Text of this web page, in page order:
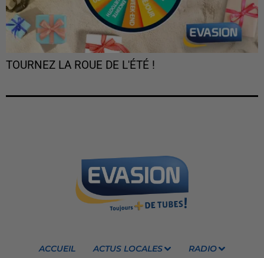
TOURNEZ LA ROUE DE L'ÉTÉ !
ACCUEIL ACTUS LOCALES RADIO